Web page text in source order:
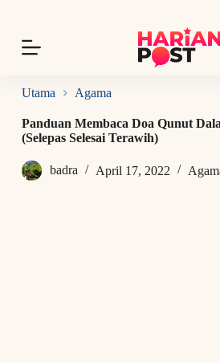
p
o
o
n
n
Utama Agama
Panduan Membaca Doa Qunut
(Selepas Selesai Terawih)
badra April 17, 2022